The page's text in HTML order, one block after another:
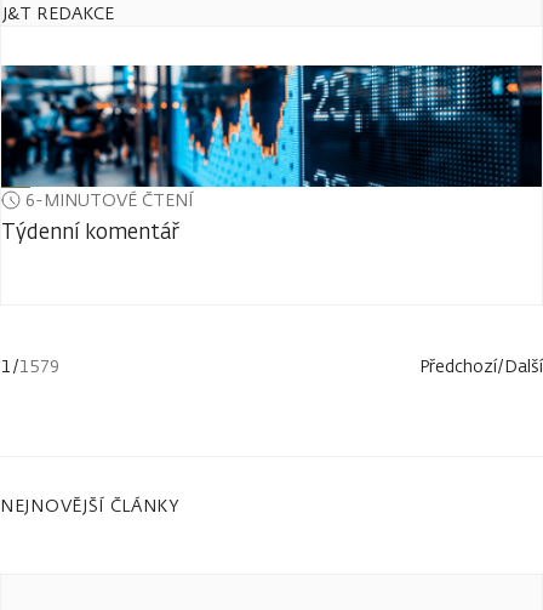
J&T REDAKCE
6-MINUTOVÉ ČTENÍ
Týdenní komentář
1/1579 Předchozí/Další
NEJNOVĚJŠÍ ČLÁNKY